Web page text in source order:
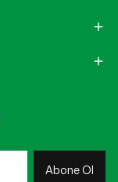
Abone Ol